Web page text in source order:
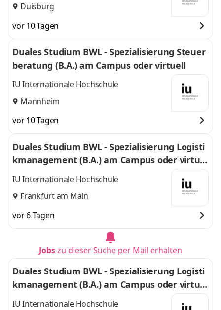
Duisburg
vor 10 Tagen
Duales Studium BWL - Spezialisierung Steuer
beratung (B.A.) am Campus oder virtuell
IU Internationale Hochschule
Mannheim
vor 10 Tagen
Duales Studium BWL - Spezialisierung Logisti
kmanagement (B.A.) am Campus oder virtuel
l
IU Internationale Hochschule
Frankfurt am Main
vor 6 Tagen
Jobszu dieser Suche per Mail erhalten
Duales Studium BWL - Spezialisierung Logisti
kmanagement (B.A.) am Campus oder virtuel
l
IU Internationale Hochschule